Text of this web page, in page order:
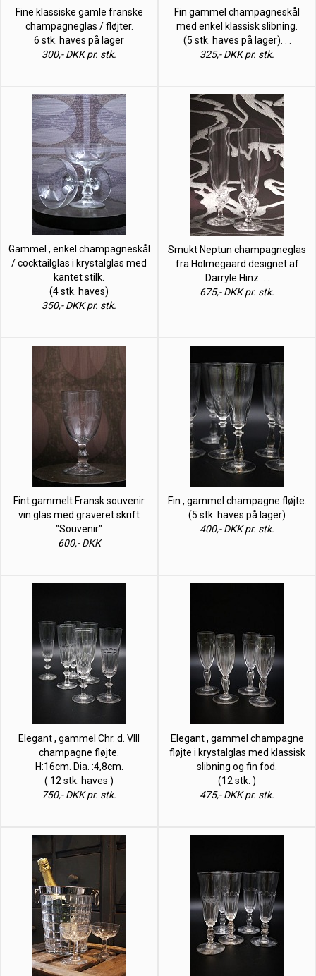
Fine klassiske gamle franske
champagneglas / fløjter.
6 stk. haves på lager
300,- DKK pr. stk.
Fin gammel champagneskål
med enkel klassisk slibning.
(5 stk. haves på lager). . .
325,- DKK pr. stk.
Gammel , enkel champagneskål
/ cocktailglas i krystalglas med
kantet stilk.
(4 stk. haves)
350,- DKK pr. stk.
Smukt Neptun champagneglas
fra Holmegaard designet af
Darryle Hinz. . .
675,- DKK pr. stk.
Fint gammelt Fransk souvenir
vin glas med graveret skrift
"Souvenir"
600,- DKK
Fin , gammel champagne fløjte.
(5 stk. haves på lager)
400,- DKK pr. stk.
Elegant , gammel Chr. d. VIII
champagne fløjte.
H:16cm. Dia. :4,8cm.
( 12 stk. haves )
750,- DKK pr. stk.
Elegant , gammel champagne
fløjte i krystalglas med klassisk
slibning og fin fod.
(12 stk. )
475,- DKK pr. stk.